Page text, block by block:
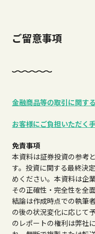
ご留意事項
金融商品等の取引に関す
お客様にご負担いただく
免責事項
本資料は証券投資の参考
す。投資に関する最終決
めください。本資料は企
その正確性・完全性を全
結論は作成時点での執筆
の後の状況変化に応じて
のレポートの権利は弊社